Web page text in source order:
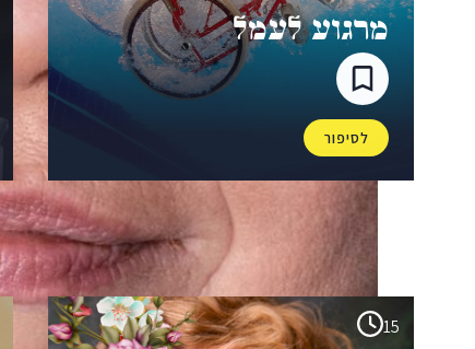
מרגוע לְעמֵל
לסיפור
15